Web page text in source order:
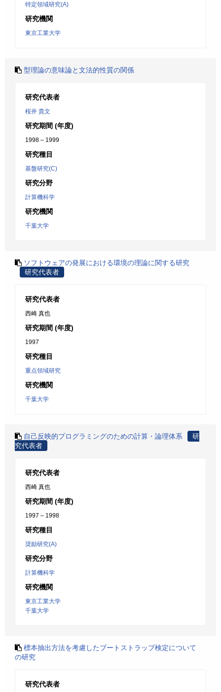
特定領域研究(A)
研究機関
東京工業大学
型理論の意味論と文法的性質の関係
研究代表者
桜井 貴文
研究期間 (年度)
1998 – 1999
研究種目
基盤研究(C)
研究分野
計算機科学
研究機関
千葉大学
ソフトウェアの発展における環境の理論に関する研究
研究代表者
研究代表者
西崎 真也
研究期間 (年度)
1997
研究種目
重点領域研究
研究機関
千葉大学
自己反映的プログラミングのための計算・論理体系
研
究代表者
研究代表者
西崎 真也
研究期間 (年度)
1997 – 1998
研究種目
奨励研究(A)
研究分野
計算機科学
研究機関
東京工業大学
千葉大学
標本抽出方法を考慮したブートストラップ検定について
の研究
研究代表者